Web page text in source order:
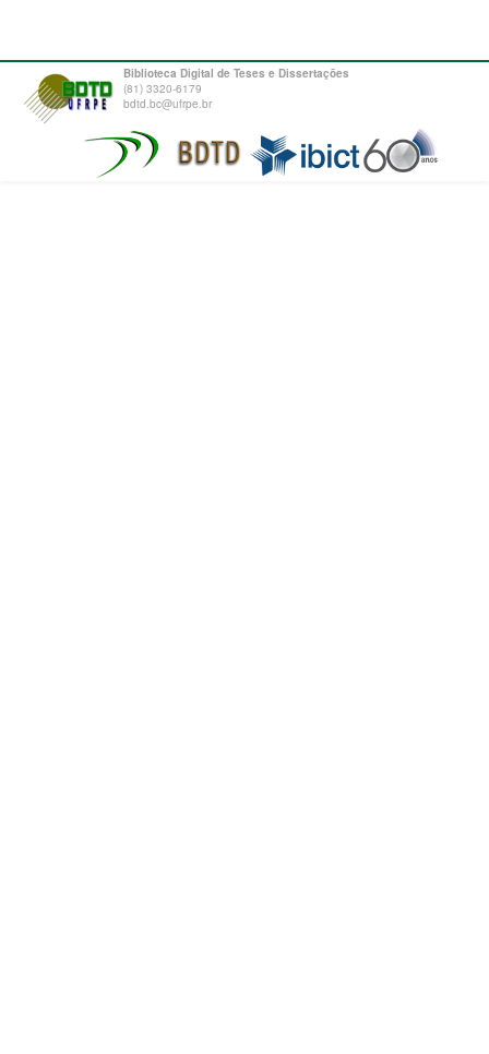
Biblioteca Digital de Teses e Dissertações
(81) 3320-6179
bdtd.bc@ufrpe.br